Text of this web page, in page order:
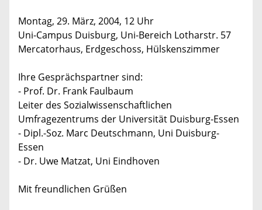
Montag, 29. März, 2004, 12 Uhr
Uni-Campus Duisburg, Uni-Bereich Lotharstr. 57
Mercatorhaus, Erdgeschoss, Hülskenszimmer
Ihre Gesprächspartner sind:
- Prof. Dr. Frank Faulbaum
Leiter des Sozialwissenschaftlichen
Umfragezentrums der Universität Duisburg-Essen
- Dipl.-Soz. Marc Deutschmann, Uni Duisburg-
Essen
- Dr. Uwe Matzat, Uni Eindhoven
Mit freundlichen Grüßen